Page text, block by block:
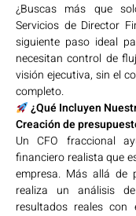
¿Buscas más que
Servicios de Director
siguiente paso ideal
necesitan control de
visión ejecutiva, sin el
completo.
¿Qué Incluyen
Creación de
Un CFO fraccional
financiero realista que
empresa. Más allá de
realiza un análisis
resultados reales